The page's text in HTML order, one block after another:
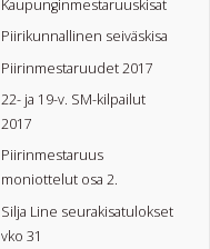
Kaupunginmestaruuskisat
Piirikunnallinen seiväskisa
Piirinmestaruudet 2017
22- ja 19-v. SM-kilpailut
2017
Piirinmestaruus
moniottelut osa 2.
Silja Line seurakisatulokset
vko 31